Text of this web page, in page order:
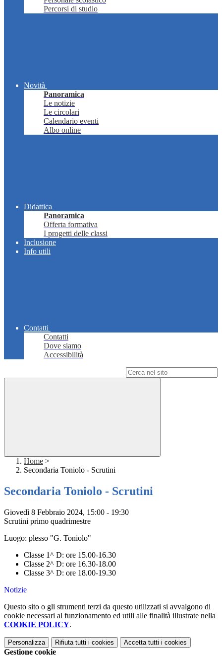
Percorsi di studio
Novità
Panoramica
Le notizie
Le circolari
Calendario eventi
Albo online
Didattica
Panoramica
Offerta formativa
I progetti delle classi
Inclusione
Info utili
Contatti
Contatti
Dove siamo
Accessibilità
Home >
Secondaria Toniolo - Scrutini
Secondaria Toniolo - Scrutini
Giovedì 8 Febbraio 2024, 15:00 - 19:30
Scrutini primo quadrimestre
Luogo: plesso "G. Toniolo"
Classe 1^ D: ore 15.00-16.30
Classe 2^ D: ore 16.30-18.00
Classe 3^ D: ore 18.00-19.30
Notizie
Questo sito o gli strumenti terzi da questo utilizzati si avvalgono di
cookie necessari al funzionamento ed utili alle finalità illustrate nella
COOKIE POLICY.
Personalizza Rifiuta tutti i cookies Accetta tutti i cookies
Gestione cookie